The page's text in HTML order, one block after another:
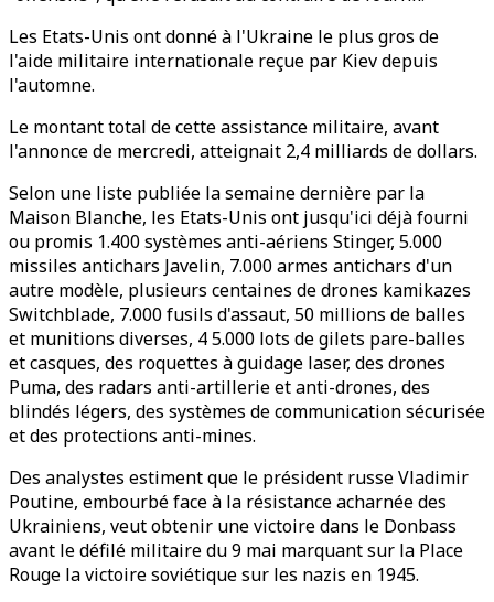
Les Etats-Unis ont donné à l'Ukraine le plus gros de
l'aide militaire internationale reçue par Kiev depuis
l'automne.
Le montant total de cette assistance militaire, avant
l'annonce de mercredi, atteignait 2,4 milliards de dollars.
Selon une liste publiée la semaine dernière par la
Maison Blanche, les Etats-Unis ont jusqu'ici déjà fourni
ou promis 1.400 systèmes anti-aériens Stinger, 5.000
missiles antichars Javelin, 7.000 armes antichars d'un
autre modèle, plusieurs centaines de drones kamikazes
Switchblade, 7.000 fusils d'assaut, 50 millions de balles
et munitions diverses, 4 5.000 lots de gilets pare-balles
et casques, des roquettes à guidage laser, des drones
Puma, des radars anti-artillerie et anti-drones, des
blindés légers, des systèmes de communication sécurisée
et des protections anti-mines.
Des analystes estiment que le président russe Vladimir
Poutine, embourbé face à la résistance acharnée des
Ukrainiens, veut obtenir une victoire dans le Donbass
avant le défilé militaire du 9 mai marquant sur la Place
Rouge la victoire soviétique sur les nazis en 1945.